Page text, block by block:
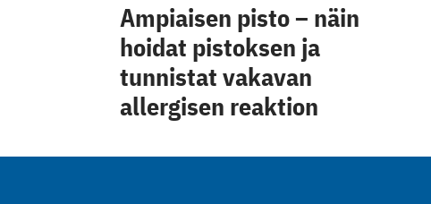
Ampiaisen pisto – näin
hoidat pistoksen ja
tunnistat vakavan
allergisen reaktion